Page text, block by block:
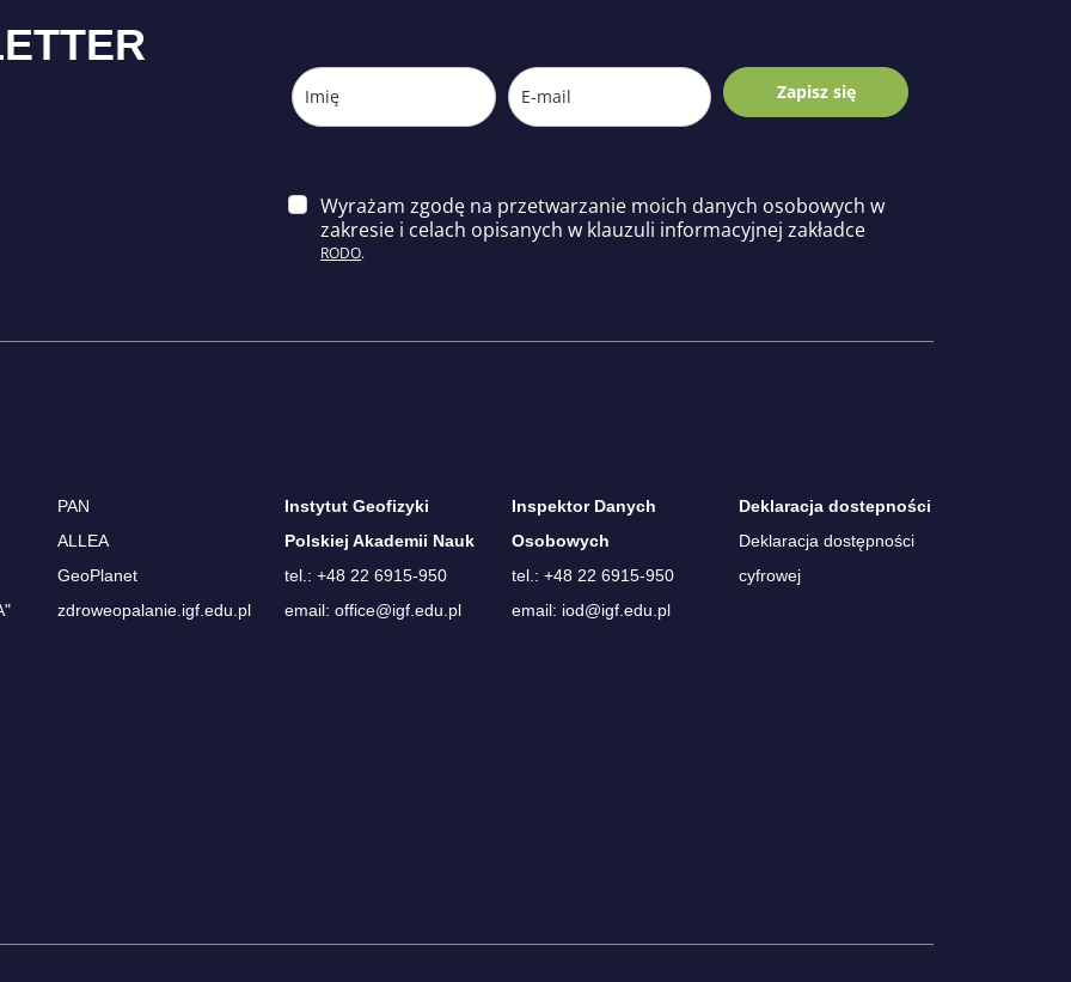
Zapisz się
Wyrażam zgodę na przetwarzanie moich danych osobowych w
zakresie i celach opisanych w klauzuli informacyjnej zakładce
RODO.
PAN
ALLEA
GeoPlanet
zdroweopalanie.igf.edu.pl
Instytut Geofizyki
Polskiej Akademii Nauk
tel.: +48 22 6915-950
email: office@igf.edu.pl
Inspektor Danych
Osobowych
tel.: +48 22 6915-950
email: iod@igf.edu.pl
Deklaracja dostepności
Deklaracja dostępności
cyfrowej